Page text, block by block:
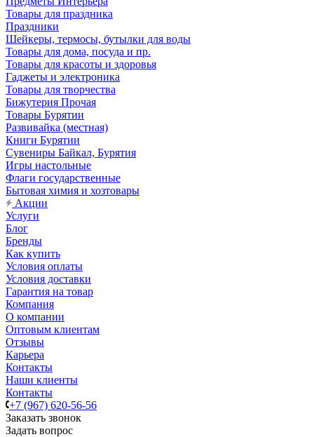
Товары для праздника
Праздники
Шейкеры, термосы, бутылки для воды
Товары для дома, посуда и пр.
Товары для красоты и здоровья
Гаджеты и электроника
Товары для творчества
Бижутерия Прочая
Товары Бурятии
Развивайка (местная)
Книги Бурятии
Сувениры Байкал, Бурятия
Игры настольные
Флаги государственные
Бытовая химия и хозтовары
Акции
Услуги
Блог
Бренды
Как купить
Условия оплаты
Условия доставки
Гарантия на товар
Компания
О компании
Оптовым клиентам
Отзывы
Карьера
Контакты
Наши клиенты
Контакты
+7 (967) 620-56-56
Заказать звонок
Задать вопрос